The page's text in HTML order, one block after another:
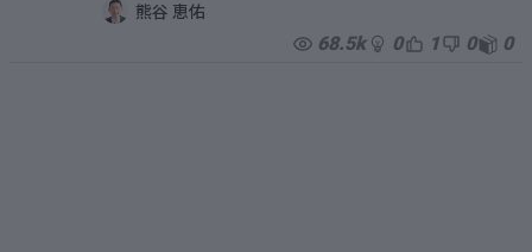
企業価値
株主資本コスト
熊谷 恵佑
68.5k 0 1 0 0